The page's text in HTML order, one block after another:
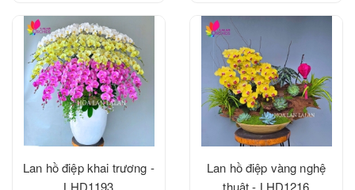
Lan hồ điệp khai trương -
LHD1193
Lan hồ điệp vàng nghệ
thuật - LHD1216